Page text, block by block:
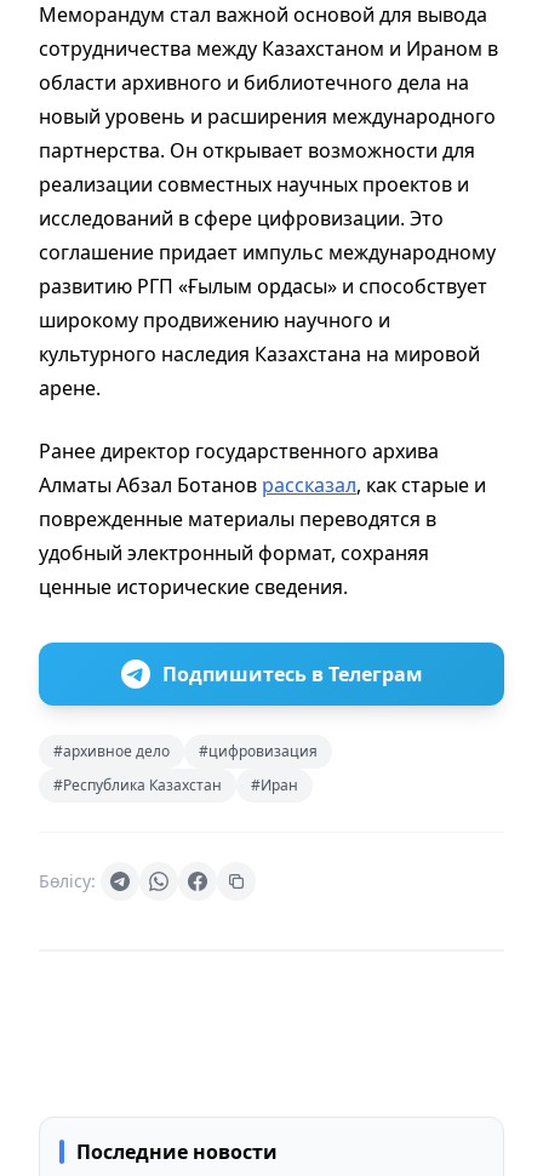
Меморандум стал важной основой для вывода
сотрудничества между Казахстаном и Ираном в
области архивного и библиотечного дела на
новый уровень и расширения международного
партнерства. Он открывает возможности для
реализации совместных научных проектов и
исследований в сфере цифровизации. Это
соглашение придает импульс международному
развитию РГП «Ғылым ордасы» и способствует
широкому продвижению научного и
культурного наследия Казахстана на мировой
арене.
Ранее директор государственного архива
Алматы Абзал Ботанов рассказал, как старые и
поврежденные материалы переводятся в
удобный электронный формат, сохраняя
ценные исторические сведения.
Подпишитесь в Телеграм
#архивное дело
#цифровизация
#Республика Казахстан
#Иран
Бөлісу:
Последние новости